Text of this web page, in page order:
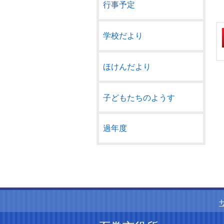
行事予定
学校だより
ほけんだより
子どもたちのようす
過年度